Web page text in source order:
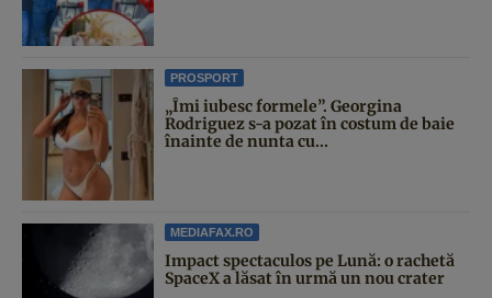
PROSPORT
„Îmi iubesc formele”. Georgina
Rodriguez s-a pozat în costum de baie
înainte de nunta cu...
MEDIAFAX.RO
Impact spectaculos pe Lună: o rachetă
SpaceX a lăsat în urmă un nou crater